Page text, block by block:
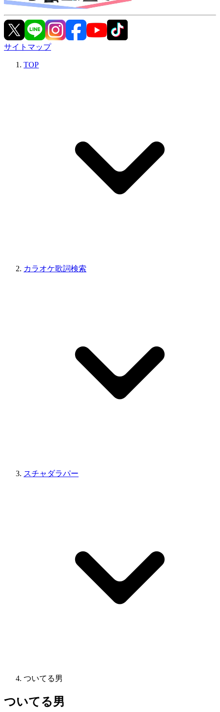
サイトマップ
TOP
カラオケ歌詞検索
スチャダラパー
ついてる男
ついてる男